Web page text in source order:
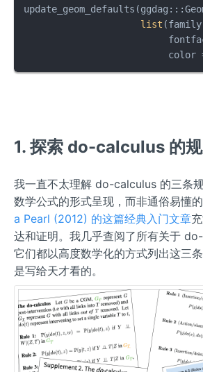
update_geom_defaults (ggdag :::
list (family
                          color
1. 探索 do-calculus 的规
我一直不太理解 do-calculus 的三条
数学公式的形式呈现，而非通俗易懂
a Pearl (2012) 的这篇经典入门文章
达和证明。我几乎查阅了所有关于
它们都以高度数学化的方式列出这三
是写给天才看的。